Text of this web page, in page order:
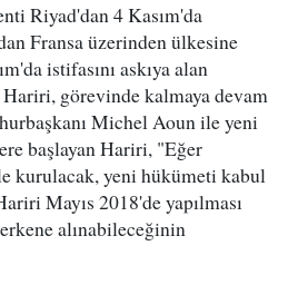
Riyad'dan 4 Kasım'da
Fransa üzerinden ülkesine
istifasını askıya alan
Hariri, görevinde kalmaya devam
Michel Aoun ile yeni
başlayan Hariri, "Eğer
kurulacak, yeni hükümeti kabul
Mayıs 2018'de yapılması
alınabileceğinin